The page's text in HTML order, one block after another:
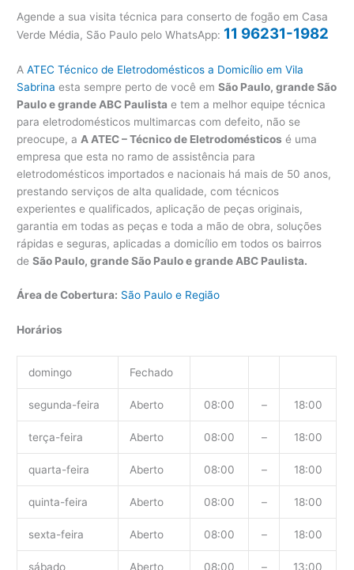
Agende a sua visita técnica para conserto de fogão em Casa
Verde Média, São Paulo pelo WhatsApp: 11 96231-1982
AATEC Técnico de Eletrodomésticos a Domicílio em Vila
Sabrina esta sempre perto de você emSão Paulo, grande São
Paulo e grande ABC Paulista e tem a melhor equipe técnica
para eletrodomésticos multimarcas com defeito, não se
preocupe, a A ATEC – Técnico de Eletrodomésticos é uma
empresa que esta no ramo de assistência para
eletrodomésticos importados e nacionais há mais de 50 anos,
prestando serviços de alta qualidade, com técnicos
experientes e qualificados, aplicação de peças originais,
garantia em todas as peças e toda a mão de obra, soluções
rápidas e seguras, aplicadas a domicílio em todos os bairros
deSão Paulo, grande São Paulo e grande ABC Paulista.
Área de Cobertura: São Paulo e Região
Horários
domingo Fechado
segunda-feira Aberto 08:00 – 18:00
terça-feira Aberto 08:00 – 18:00
quarta-feira Aberto 08:00 – 18:00
quinta-feira Aberto 08:00 – 18:00
sexta-feira Aberto 08:00 – 18:00
sábado Aberto 08:00 – 13:00